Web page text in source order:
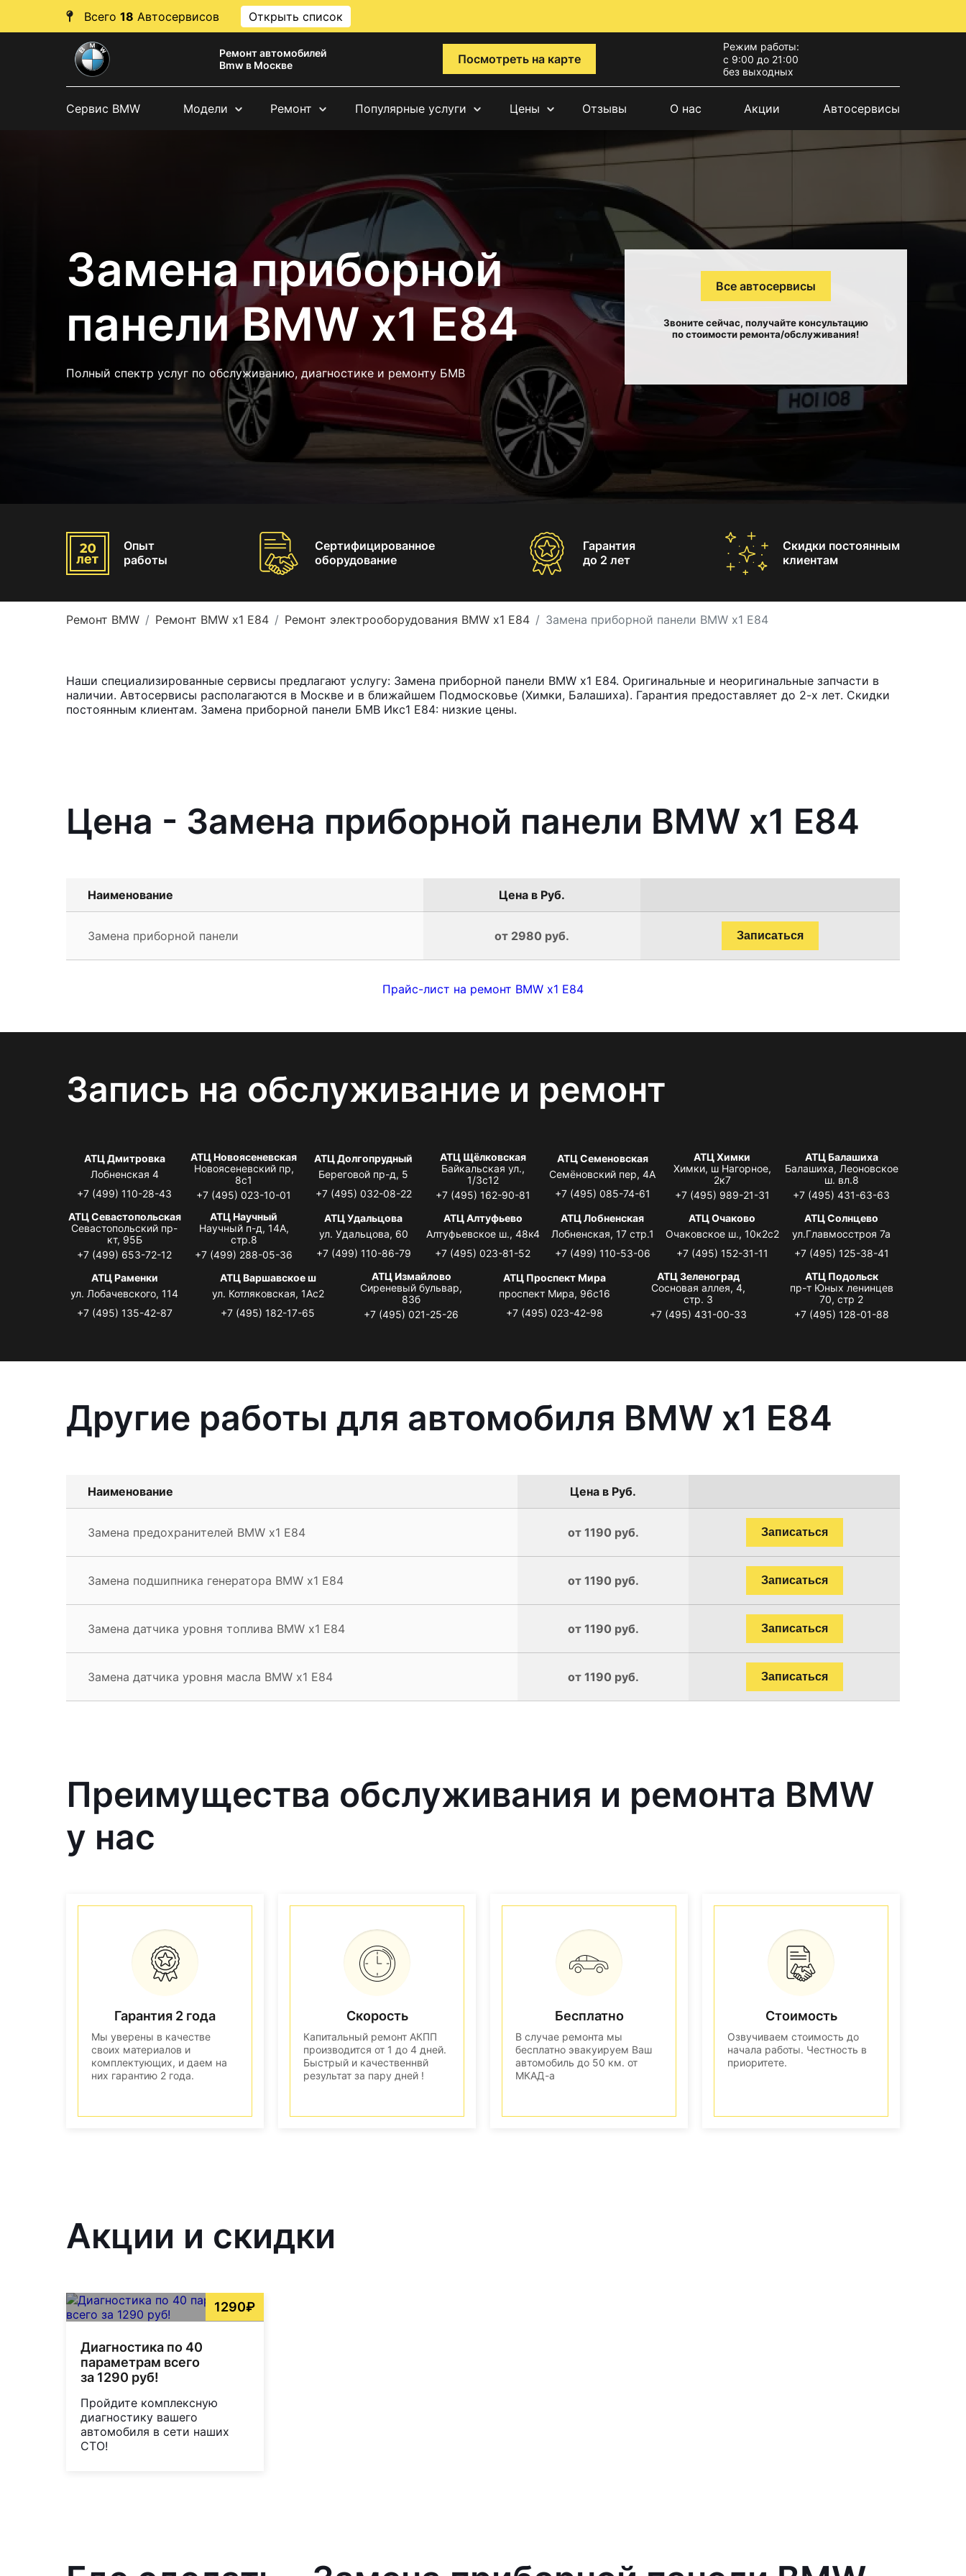
Всего 18 Автосервисов Открыть список
Ремонт автомобилей
Bmw в Москве
Посмотреть на карте
Режим работы:
с 9:00 до 21:00
без выходных
Сервис BMW Модели Ремонт Популярные услуги Цены Отзывы О нас Акции Автосервисы
Замена приборной
панели BMW x1 E84
Полный спектр услуг по обслуживанию, диагностике и ремонту БМВ
Все автосервисы
Звоните сейчас, получайте консультацию
по стоимости ремонта/обслуживания!
Опыт
работы
Сертифицированное
оборудование
Гарантия
до 2 лет
Скидки постоянным
клиентам
Ремонт BMW Ремонт BMW x1 E84 Ремонт электрооборудования BMW x1 E84 Замена приборной панели BMW x1 E84
Наши специализированные сервисы предлагают услугу: Замена приборной панели BMW x1 E84. Оригинальные и неоригинальные запчасти в
наличии. Автосервисы располагаются в Москве и в ближайшем Подмосковье (Химки, Балашиха). Гарантия предоставляет до 2-х лет. Скидки
постоянным клиентам. Замена приборной панели БМВ Икс1 Е84: низкие цены.
Цена - Замена приборной панели BMW x1 E84
Наименование Цена в Руб.
Замена приборной панели от 2980 руб. Записаться
Прайс-лист на ремонт BMW x1 E84
Запись на обслуживание и ремонт
АТЦ Дмитровка
Лобненская 4
+7 (499) 110-28-43
АТЦ Новоясеневская
Новоясеневский пр,
8с1
+7 (495) 023-10-01
АТЦ Долгопрудный
Береговой пр-д, 5
+7 (495) 032-08-22
АТЦ Щёлковская
Байкальская ул.,
1/3с12
+7 (495) 162-90-81
АТЦ Семеновская
Семёновский пер, 4А
+7 (495) 085-74-61
АТЦ Химки
Химки, ш Нагорное,
2к7
+7 (495) 989-21-31
АТЦ Балашиха
Балашиха, Леоновское
ш. вл.8
+7 (495) 431-63-63
АТЦ Севастопольская
Севастопольский пр-
кт, 95Б
+7 (499) 653-72-12
АТЦ Научный
Научный п-д, 14А,
стр.8
+7 (499) 288-05-36
АТЦ Удальцова
ул. Удальцова, 60
+7 (499) 110-86-79
АТЦ Алтуфьево
Алтуфьевское ш., 48к4
+7 (495) 023-81-52
АТЦ Лобненская
Лобненская, 17 стр.1
+7 (499) 110-53-06
АТЦ Очаково
Очаковское ш., 10к2с2
+7 (495) 152-31-11
АТЦ Солнцево
ул.Главмосстроя 7а
+7 (495) 125-38-41
АТЦ Раменки
ул. Лобачевского, 114
+7 (495) 135-42-87
АТЦ Варшавское ш
ул. Котляковская, 1Ас2
+7 (495) 182-17-65
АТЦ Измайлово
Сиреневый бульвар,
83б
+7 (495) 021-25-26
АТЦ Проспект Мира
проспект Мира, 96с16
+7 (495) 023-42-98
АТЦ Зеленоград
Сосновая аллея, 4,
стр. 3
+7 (495) 431-00-33
АТЦ Подольск
пр-т Юных ленинцев
70, стр 2
+7 (495) 128-01-88
Другие работы для автомобиля BMW x1 E84
Наименование Цена в Руб.
Замена предохранителей BMW x1 E84 от 1190 руб. Записаться
Замена подшипника генератора BMW x1 E84 от 1190 руб. Записаться
Замена датчика уровня топлива BMW x1 E84 от 1190 руб. Записаться
Замена датчика уровня масла BMW x1 E84 от 1190 руб. Записаться
Преимущества обслуживания и ремонта BMW
у нас
Гарантия 2 года
Мы уверены в качестве
своих материалов и
комплектующих, и даем на
них гарантию 2 года.
Скорость
Капитальный ремонт АКПП
производится от 1 до 4 дней.
Быстрый и качественнвй
результат за пару дней !
Бесплатно
В случае ремонта мы
бесплатно эвакуируем Ваш
автомобиль до 50 км. от
МКАД-а
Стоимость
Озвучиваем стоимость до
начала работы. Честность в
приоритете.
Акции и скидки
1290₽
Диагностика по 40
параметрам всего
за 1290 руб!
Пройдите комплексную
диагностику вашего
автомобиля в сети наших
СТО!